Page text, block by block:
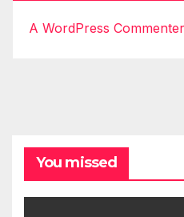
A WordPress Commenter
You missed